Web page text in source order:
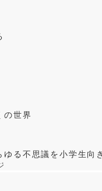
の世界
る不思議を小学生向